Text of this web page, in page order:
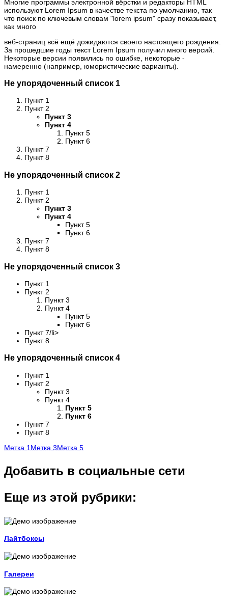
Многие программы электронной вёрстки и редакторы HTML
используют Lorem Ipsum в качестве текста по умолчанию, так
что поиск по ключевым словам "lorem ipsum" сразу показывает,
как много
веб-страниц всё ещё дожидаются своего настоящего рождения.
За прошедшие годы текст Lorem Ipsum получил много версий.
Некоторые версии появились по ошибке, некоторые -
намеренно (например, юмористические варианты).
Не упорядоченный список 1
Пункт 1
Пункт 2
Пункт 3
Пункт 4
Пункт 5
Пункт 6
Пункт 7
Пункт 8
Не упорядоченный список 2
Пункт 1
Пункт 2
Пункт 3
Пункт 4
Пункт 5
Пункт 6
Пункт 7
Пункт 8
Не упорядоченный список 3
Пункт 1
Пункт 2
Пункт 3
Пункт 4
Пункт 5
Пункт 6
Пункт 7/li>
Пункт 8
Не упорядоченный список 4
Пункт 1
Пункт 2
Пункт 3
Пункт 4
Пункт 5
Пункт 6
Пункт 7
Пункт 8
Метка 1 Метка 3Метка 5
Добавить в социальные сети
Еще из этой рубрики:
Лайтбоксы
Галереи